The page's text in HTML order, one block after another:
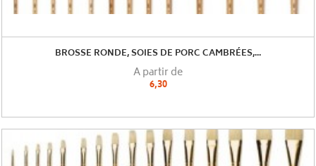
BROSSE RONDE, SOIES DE PORC CAMBRÉES,...
A partir de
6,30